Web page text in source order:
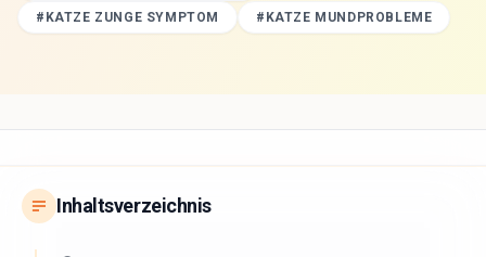
# KATZE ZUNGE SYMPTOM # KATZE MUNDPROBLEME
Inhaltsverzeichnis